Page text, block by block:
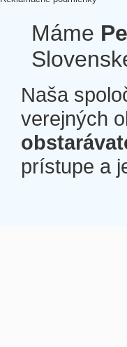
Máme
Naša
verejných
prístupe a